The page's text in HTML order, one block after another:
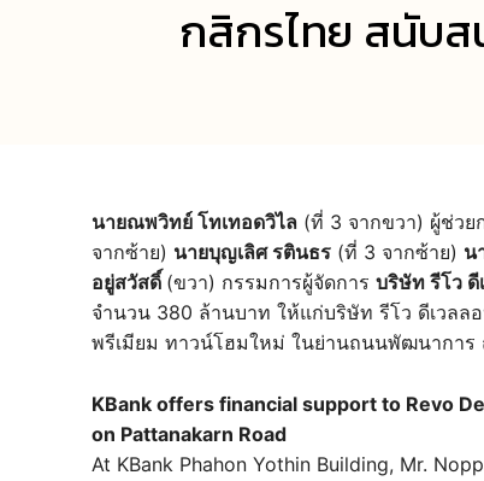
กสิกรไทย สนับ
นายณพวิทย์ โทเทอดวิไล (ที่ 3 จากขวา) ผู้ช่วย
จากซ้าย) นายบุญเลิศ รตินธร (ที่ 3 จากซ้าย) น
อยู่สวัสดิ์ (ขวา) กรรมการผู้จัดการ บริษัท รีโว ดี
จำนวน 380 ล้านบาท ให้แก่บริษัท รีโว ดีเวลล
พรีเมียม ทาวน์โฮมใหม่ ในย่านถนนพัฒนาการ
KBank offers financial support to Revo
on Pattanakarn Road
At KBank Phahon Yothin Building, Mr.